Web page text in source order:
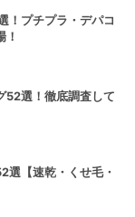
！プチプラ・デパコ
！
52選！徹底調査して
選【速乾・くせ毛・